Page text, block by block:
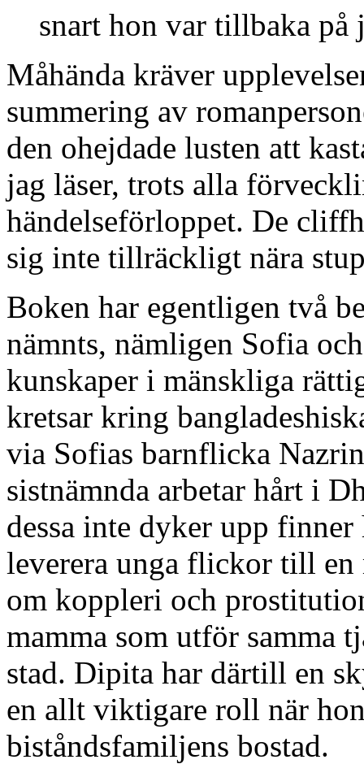
snart hon var tillbaka på
Måhända kräver
summering av
den ohejdade lusten att
jag läser, trots alla
händelseförloppet. De
sig inte tillräckligt nära
Boken har egentligen två
nämnts, nämligen Sofia
kunskaper i mänskliga
kretsar kring
via Sofias barnflicka
sistnämnda arbetar hårt i
dessa inte dyker upp
leverera unga flickor till
om koppleri och
mamma som utför samma
stad. Dipita har därtill en
en allt viktigare roll när
biståndsfamiljens bostad.